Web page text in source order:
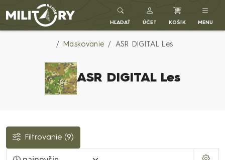
Army shop MILITARY RANGE SK
HĽADAŤ ÚČET KOŠÍK MENU
Maskovanie ASR DIGITAL Les
ASR DIGITAL Les
Filtrovanie (9)